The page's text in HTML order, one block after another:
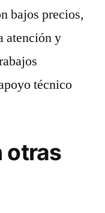
bajos precios,
atención y
técnico
otras